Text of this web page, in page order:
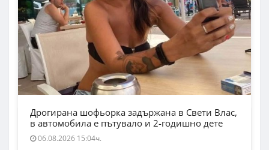
Дрогирана шофьорка задържана в Свети Влас,
в автомобила е пътувало и 2-годишно дете
06.08.2026 15:04ч.